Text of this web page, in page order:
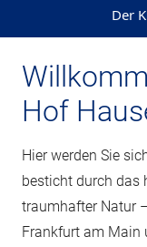
Der
Hof
Hier werden Sie
besticht durch das
traumhafter Natur
Frankfurt am Main